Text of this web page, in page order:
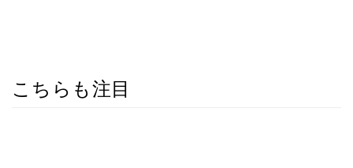
こちらも注目